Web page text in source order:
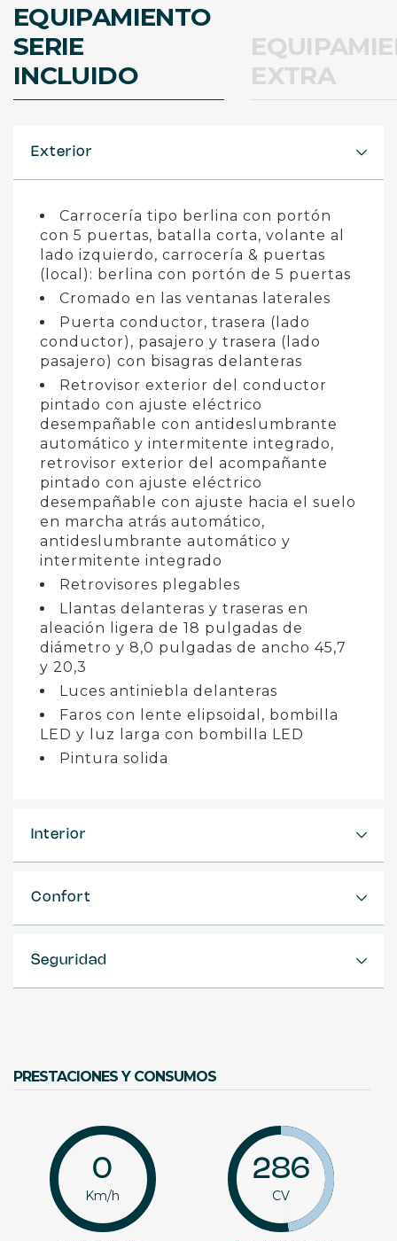
EQUIPAMIENTO
SERIE
INCLUIDO
EXTRA
Exterior
Carrocería tipo berlina con portón
con 5 puertas, batalla corta, volante al
lado izquierdo, carrocería & puertas
(local): berlina con portón de 5 puertas
Cromado en las ventanas laterales
Puerta conductor, trasera (lado
conductor), pasajero y trasera (lado
pasajero) con bisagras delanteras
Retrovisor exterior del conductor
pintado con ajuste eléctrico
desempañable con antideslumbrante
automático y intermitente integrado,
retrovisor exterior del acompañante
pintado con ajuste eléctrico
desempañable con ajuste hacia el suelo
en marcha atrás automático,
antideslumbrante automático y
intermitente integrado
Retrovisores plegables
Llantas delanteras y traseras en
aleación ligera de 18 pulgadas de
diámetro y 8,0 pulgadas de ancho 45,7
y 20,3
Luces antiniebla delanteras
Faros con lente elipsoidal, bombilla
LED y luz larga con bombilla LED
Pintura solida
Interior
Confort
Seguridad
PRESTACIONES Y CONSUMOS
0
Km/h
286
CV